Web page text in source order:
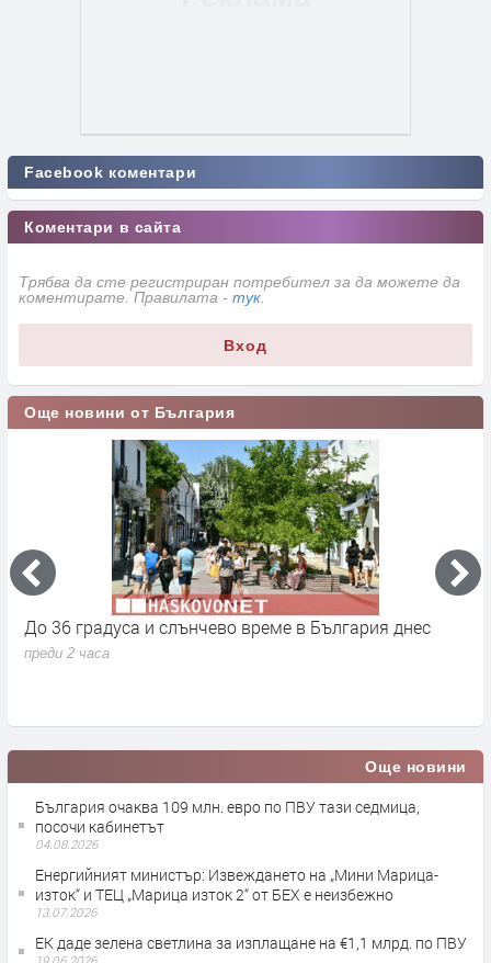
Facebook коментари
Коментари в сайта
Трябва да сте регистриран потребител за да можете да
коментирате. Правилата - тук
Вход
Още новини от България
До 36 градуса и слънчево време в България днес
преди 2 часа
Още новини
България очаква 109 млн. евро по ПВУ тази седмица,
посочи кабинетът
04.08.2026
Енергийният министър: Извеждането на „Мини Марица-
изток“ и ТЕЦ „Марица изток 2“ от БЕХ е неизбежно
13.07.2026
ЕК даде зелена светлина за изплащане на €1,1 млрд. по ПВУ